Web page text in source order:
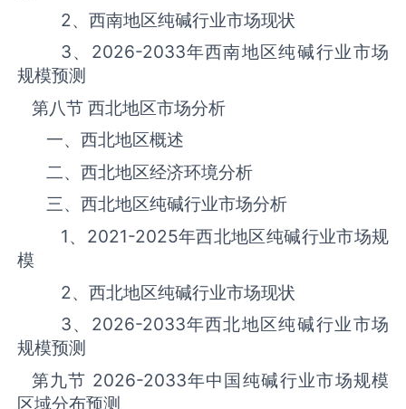
2、西南地区纯碱‌‌‌行业市场现状
3、 2026-2033年西南地区纯碱‌‌‌行业市场
规模预测
第八节 西北地区市场分析
一、西北地区概述
二、西北地区经济环境分析
三、西北地区纯碱‌‌‌行业市场分析
1、 2021-2025年西北地区纯碱‌‌‌行业市场规
模
2、西北地区纯碱‌‌‌行业市场现状
3、 2026-2033年西北地区纯碱‌‌‌行业市场
规模预测
第九节 2026-2033年中国纯碱‌‌‌行业市场规模
区域分布预测